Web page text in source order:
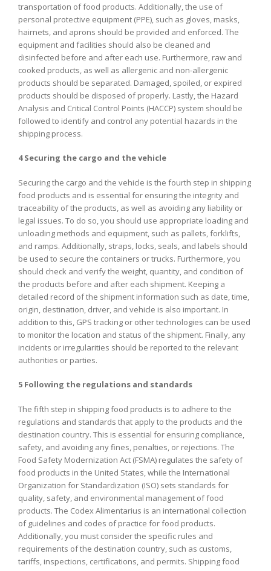
transportation of food products. Additionally, the use of
personal protective equipment (PPE), such as gloves, masks,
hairnets, and aprons should be provided and enforced. The
equipment and facilities should also be cleaned and
disinfected before and after each use. Furthermore, raw and
cooked products, as well as allergenic and non-allergenic
products should be separated. Damaged, spoiled, or expired
products should be disposed of properly. Lastly, the Hazard
Analysis and Critical Control Points (HACCP) system should be
followed to identify and control any potential hazards in the
shipping process.
4 Securing the cargo and the vehicle
Securing the cargo and the vehicle is the fourth step in shipping
food products and is essential for ensuring the integrity and
traceability of the products, as well as avoiding any liability or
legal issues. To do so, you should use appropriate loading and
unloading methods and equipment, such as pallets, forklifts,
and ramps. Additionally, straps, locks, seals, and labels should
be used to secure the containers or trucks. Furthermore, you
should check and verify the weight, quantity, and condition of
the products before and after each shipment. Keeping a
detailed record of the shipment information such as date, time,
origin, destination, driver, and vehicle is also important. In
addition to this, GPS tracking or other technologies can be used
to monitor the location and status of the shipment. Finally, any
incidents or irregularities should be reported to the relevant
authorities or parties.
5 Following the regulations and standards
The fifth step in shipping food products is to adhere to the
regulations and standards that apply to the products and the
destination country. This is essential for ensuring compliance,
safety, and avoiding any fines, penalties, or rejections. The
Food Safety Modernization Act (FSMA) regulates the safety of
food products in the United States, while the International
Organization for Standardization (ISO) sets standards for
quality, safety, and environmental management of food
products. The Codex Alimentarius is an international collection
of guidelines and codes of practice for food products.
Additionally, you must consider the specific rules and
requirements of the destination country, such as customs,
tariffs, inspections, certifications, and permits. Shipping food